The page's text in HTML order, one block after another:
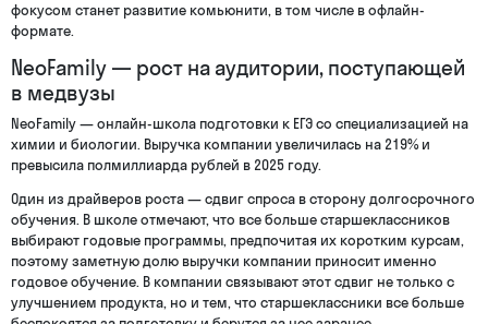
фокусом станет развитие комьюнити, в том числе в офлайн-
формате.
NeoFamily — рост на аудитории, поступающей
в медвузы
NeoFamily — онлайн-школа подготовки к ЕГЭ со специализацией на
химии и биологии. Выручка компании увеличилась на 219% и
превысила полмиллиарда рублей в 2025 году.
Один из драйверов роста — сдвиг спроса в сторону долгосрочного
обучения. В школе отмечают, что все больше старшеклассников
выбирают годовые программы, предпочитая их коротким курсам,
поэтому заметную долю выручки компании приносит именно
годовое обучение. В компании связывают этот сдвиг не только с
улучшением продукта, но и тем, что старшеклассники все больше